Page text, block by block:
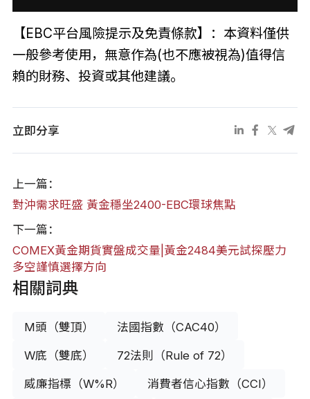
【EBC平台風險提示及免責條款】：本資料僅供
一般參考使用，無意作為(也不應被視為)值得信
賴的財務、投資或其他建議。
立即分享
上一篇：
對沖需求旺盛 黃金穩坐2400-EBC環球焦點
下一篇：
COMEX黃金期貨實盤成交量|黃金2484美元試探壓力
多空謹慎選擇方向
相關詞典
M頭（雙頂） 法國指數（CAC40）
W底（雙底） 72法則（Rule of 72）
威廉指標（W%R） 消費者信心指數（CCI）